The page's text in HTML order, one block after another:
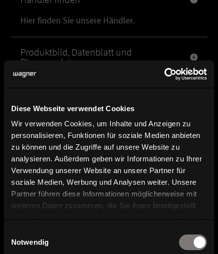
Diese Webseite verwendet Cookies
Wir verwenden Cookies, um Inhalte und Anzeigen zu
personalisieren, Funktionen für soziale Medien anbieten
zu können und die Zugriffe auf unsere Website zu
analysieren. Außerdem geben wir Informationen zu Ihrer
Verwendung unserer Website an unsere Partner für
soziale Medien, Werbung und Analysen weiter. Unsere
Partner führen diese Informationen möglicherweise mit
weiteren Daten zusammen, die Sie ihnen bereitgestellt
Notwendig
Hier finden Sie unsere Händler.
Produktbild, Datenblatt und
Planungsdaten
Kontakt und Ansprechpartner